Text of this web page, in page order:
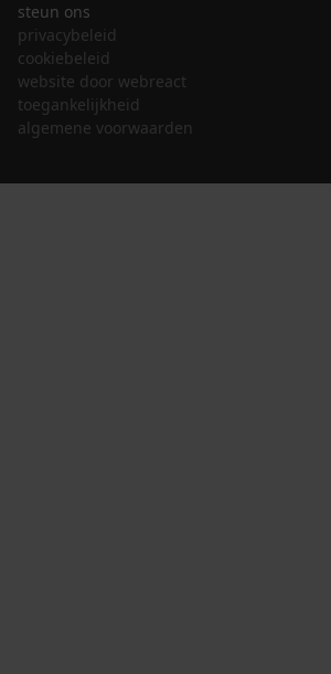
steun ons
privacybeleid
cookiebeleid
website door webreact
toegankelijkheid
algemene voorwaarden